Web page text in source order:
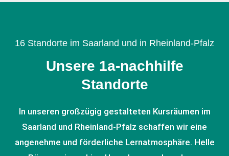
16 Standorte im Saarland und in Rheinland-Pfalz
Unsere 1a-nachhilfe
Standorte
In unseren großzügig gestalteten Kursräumen im
Saarland und Rheinland-Pfalz schaffen wir eine
angenehme und förderliche Lernatmosphäre. Helle